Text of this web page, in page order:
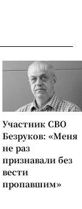
Участник СВО
Безруков: «Меня
не раз
признавали без
вести
пропавшим»